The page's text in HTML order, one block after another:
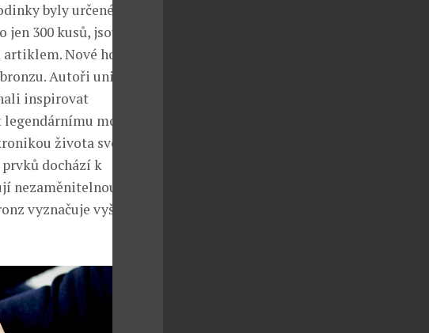
byly určené pro
300 kusů, jsou
Nové hodinky
Autoři unikátní
inspirovat
modelu
života svého
dochází k
nezaměnitelnou škálu
vyznačuje vyšší